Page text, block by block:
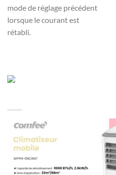
mode de réglage précédent
lorsque le courant est
rétabli.